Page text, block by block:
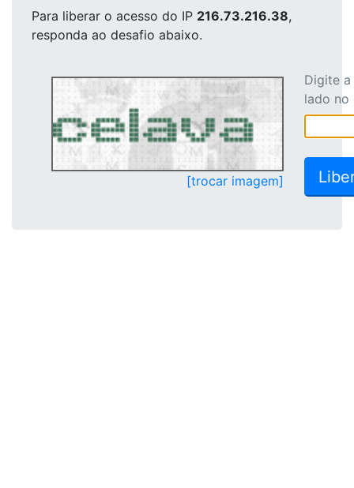
Para liberar o acesso do IP 216.73.216.38,
responda ao desafio abaixo.
[trocar imagem]
Digite
lado no